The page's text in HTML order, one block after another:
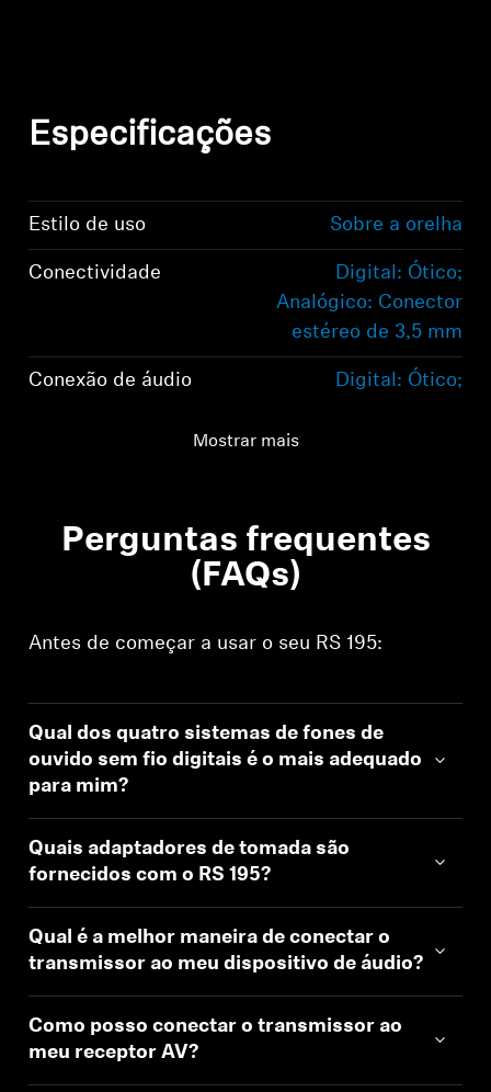
Especificações
Estilo de uso Sobre a orelha
Conectividade
Digital: Ótico;
Analógico: Conector
estéreo de 3,5 mm
Conexão de áudio
Digital: Ótico;
estéreo de 3,5 mm
Mostrar mais
Perguntas frequentes
(FAQs)
Antes de começar a usar o seu RS 195:
Qual dos quatro sistemas de fones de
ouvido sem fio digitais é o mais adequado
para mim?
Quais adaptadores de tomada são
fornecidos com o RS 195?
Qual é a melhor maneira de conectar o
transmissor ao meu dispositivo de áudio?
Como posso conectar o transmissor ao
meu receptor AV?